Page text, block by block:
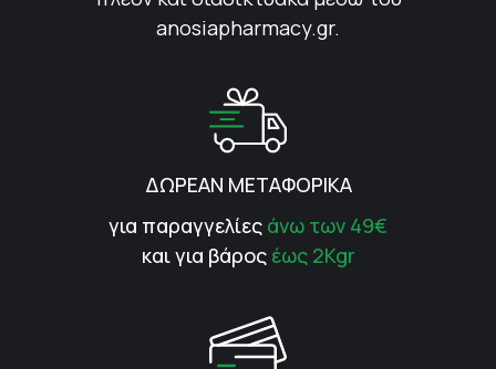
anosiapharmacy.gr.
ΔΩΡΕΑΝ ΜΕΤΑΦΟΡΙΚΑ
για παραγγελίες άνω των 49€
και για βάρος έως 2Kgr